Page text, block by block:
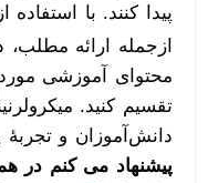
پیدا کنند. با استفاده
ازجمله ارائه مطلب،
محتوای آموزشی
تقسیم کنید.
دانش‌آموزان و
پیشنهاد می کنم در